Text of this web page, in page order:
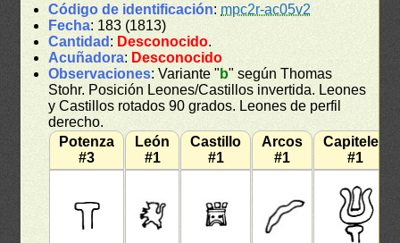
Código de identificación: mpc2r-ac05v2
Fecha: 183 (1813)
Cantidad : Desconocido.
Acuñadora: Desconocido
Observaciones: Variante " b" según Thomas
Stohr. Posición Leones/Castillos invertida. Leones
y Castillos rotados 90 grados. Leones de perfil
derecho.
Potenza
#3
León
#1
Castillo
#1
Arcos
#1
Capiteles
#1